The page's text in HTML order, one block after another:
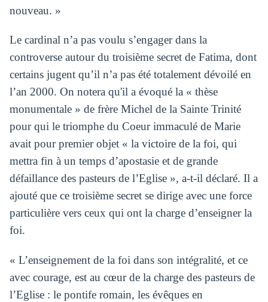
nouveau. »
Le cardinal n’a pas voulu s’engager dans la
controverse autour du troisième secret de Fatima, dont
certains jugent qu’il n’a pas été totalement dévoilé en
l’an 2000. On notera qu'il a évoqué la « thèse
monumentale » de frère Michel de la Sainte Trinité
pour qui le triomphe du Coeur immaculé de Marie
avait pour premier objet « la victoire de la foi, qui
mettra fin à un temps d’apostasie et de grande
défaillance des pasteurs de l’Eglise », a-t-il déclaré. Il a
ajouté que ce troisième secret se dirige avec une force
particulière vers ceux qui ont la charge d’enseigner la
foi.
« L’enseignement de la foi dans son intégralité, et ce
avec courage, est au cœur de la charge des pasteurs de
l’Eglise : le pontife romain, les évêques en